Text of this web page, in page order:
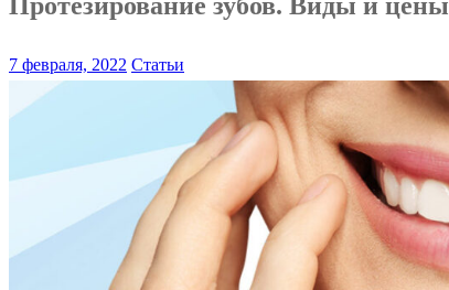
7 февраля, 2022 Статьи